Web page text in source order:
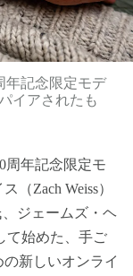
年記念限定モデ
イアされたも
周年記念限定モ
（Zach Weiss）
ジェームズ・ヘ
て始めた、手ご
新しいオンライ